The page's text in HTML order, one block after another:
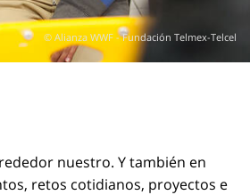
© Alianza WWF - Fundación Telmex-Telcel
nuestro. Y también en
retos cotidianos, proyectos e